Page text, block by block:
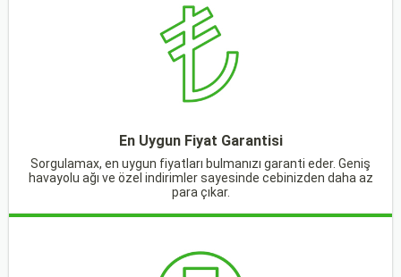
En Uygun Fiyat Garantisi
Sorgulamax, en uygun fiyatları bulmanızı garanti eder. Geniş
havayolu ağı ve özel indirimler sayesinde cebinizden daha az
para çıkar.